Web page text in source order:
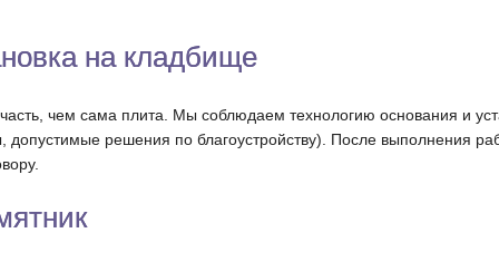
на кладбище
чем сама плита. Мы соблюдаем технологию основания и
решения по благоустройству). После выполнения